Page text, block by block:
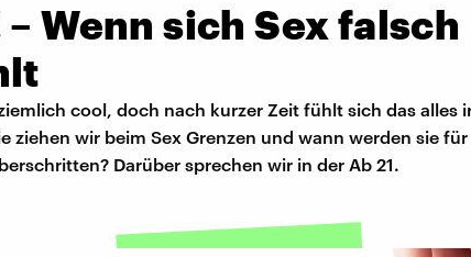
Wenn sich Sex falsch
cool, doch nach kurzer Zeit fühlt sich das alles
ziehen wir beim Sex Grenzen und wann werden sie
Darüber sprechen wir in der Ab 21.